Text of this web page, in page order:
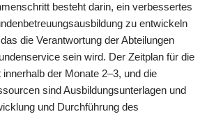
besteht darin, ein verbessertes
zu entwickeln
die Verantwortung der Abteilungen
sein wird. Der Zeitplan für die
innerhalb der Monate 2–3, und die
sind Ausbildungsunterlagen und
und Durchführung des